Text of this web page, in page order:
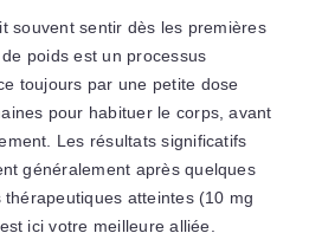
souvent sentir dès les premières
poids est un processus
toujours par une petite dose
pour habituer le corps, avant
Les résultats significatifs
généralement après quelques
atteintes (10 mg
ici votre meilleure alliée.